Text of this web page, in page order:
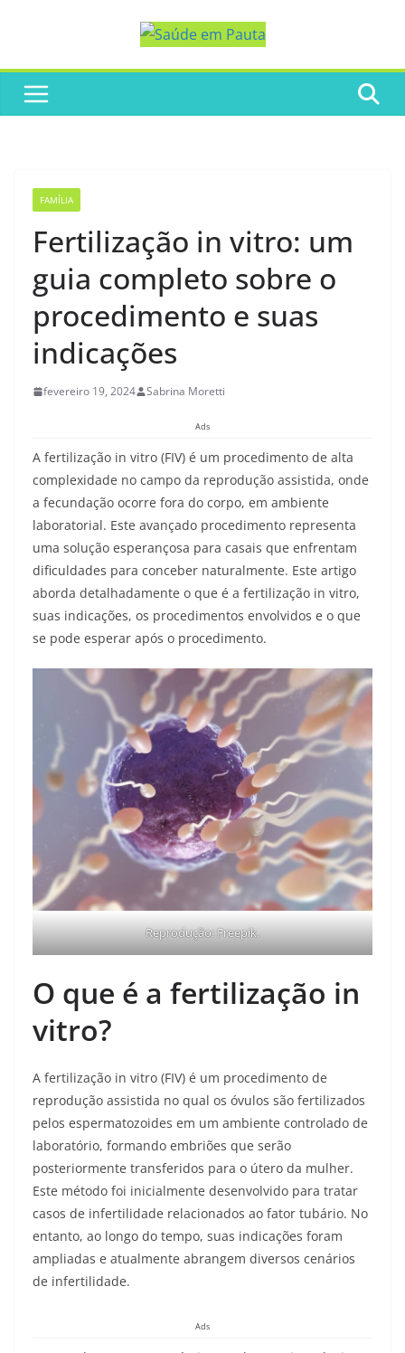
conteúdo
FAMÍLIA
Fertilização in vitro: um
guia completo sobre o
procedimento e suas
indicações
fevereiro 19, 2024 Sabrina Moretti
Ads
A fertilização in vitro (FIV) é um procedimento de alta
complexidade no campo da reprodução assistida, onde
a fecundação ocorre fora do corpo, em ambiente
laboratorial. Este avançado procedimento representa
uma solução esperançosa para casais que enfrentam
dificuldades para conceber naturalmente. Este artigo
aborda detalhadamente o que é a fertilização in vitro,
suas indicações, os procedimentos envolvidos e o que
se pode esperar após o procedimento.
Reprodução: Freepik.
O que é a fertilização in
vitro?
A fertilização in vitro (FIV) é um procedimento de
reprodução assistida no qual os óvulos são fertilizados
pelos espermatozoides em um ambiente controlado de
laboratório, formando embriões que serão
posteriormente transferidos para o útero da mulher.
Este método foi inicialmente desenvolvido para tratar
casos de infertilidade relacionados ao fator tubário. No
entanto, ao longo do tempo, suas indicações foram
ampliadas e atualmente abrangem diversos cenários
de infertilidade.
Ads